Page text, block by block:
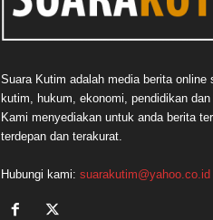
Suara Kutim adalah media berita online
kutim, hukum, ekonomi, pendidikan dan
Kami menyediakan untuk anda berita
terdepan dan terakurat.
Hubungi kami: suarakutim@yahoo.co.id